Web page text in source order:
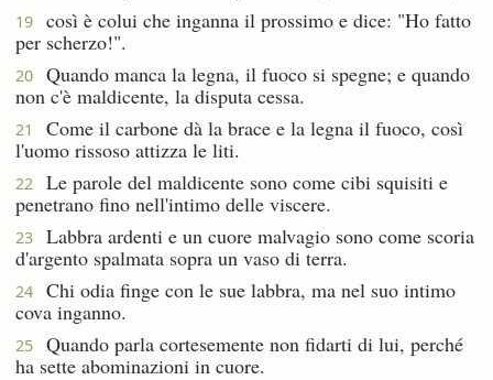
19
così è colui che inganna il prossimo e dice: "Ho fatto
per scherzo!".
20
Quando manca la legna, il fuoco si spegne; e quando
non c'è maldicente, la disputa cessa.
21
Come il carbone dà la brace e la legna il fuoco, così
l'uomo rissoso attizza le liti.
22
Le parole del maldicente sono come cibi squisiti e
penetrano fino nell'intimo delle viscere.
23
Labbra ardenti e un cuore malvagio sono come scoria
d'argento spalmata sopra un vaso di terra.
24
Chi odia finge con le sue labbra, ma nel suo intimo
cova inganno.
25
Quando parla cortesemente non fidarti di lui, perché
ha sette abominazioni in cuore.